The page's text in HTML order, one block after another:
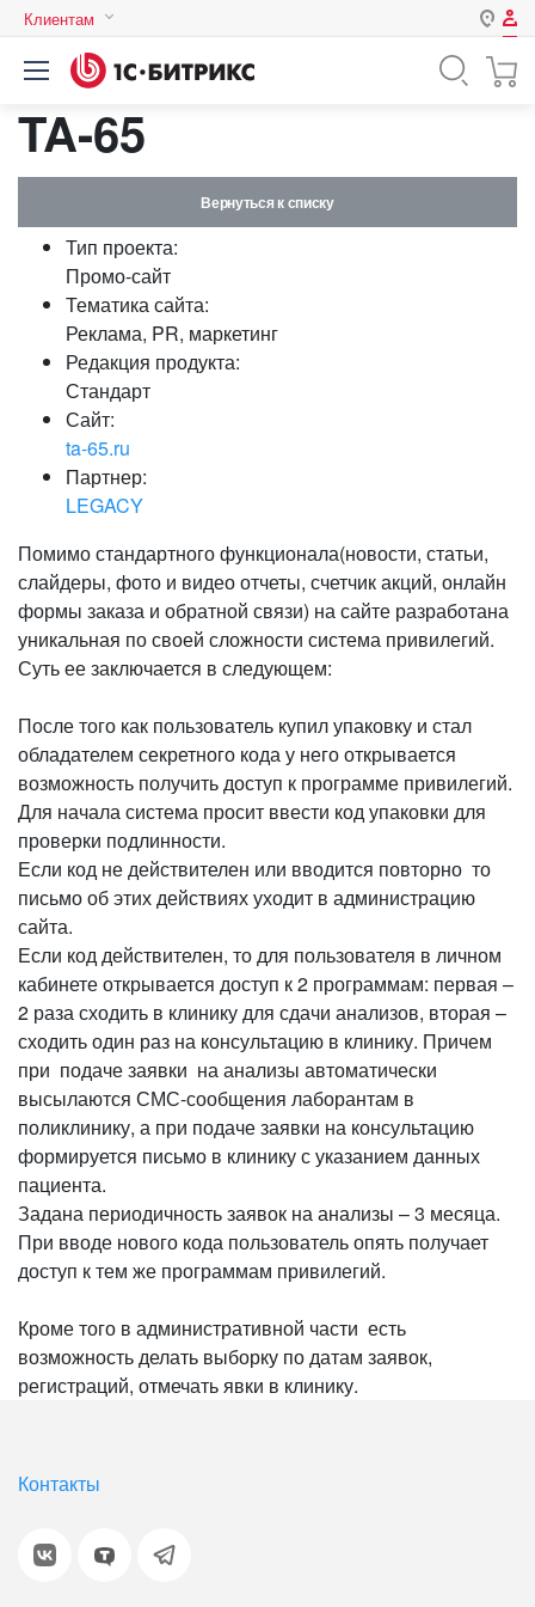
Клиентам
Авторизация
Логин
Запомнить меня на этом
TA-65
Вернуться к списку
Тип проекта:
Промо-сайт
Тематика сайта:
Реклама, PR, маркетинг
Редакция продукта:
Стандарт
Сайт:
ta-65.ru
Партнер:
LEGACY
Помимо стандартного функционала(новости, статьи,
слайдеры, фото и видео отчеты, счетчик акций, онлайн
формы заказа и обратной связи) на сайте разработана
уникальная по своей сложности система привилегий.
Суть ее заключается в следующем:
После того как пользователь купил упаковку и стал
обладателем секретного кода у него открывается
возможность получить доступ к программе привилегий.
Для начала система просит ввести код упаковки для
проверки подлинности.
Если код не действителен или вводится повторно то
письмо об этих действиях уходит в администрацию
сайта.
Если код действителен, то для пользователя в личном
кабинете открывается доступ к 2 программам: первая –
2 раза сходить в клинику для сдачи анализов, вторая –
сходить один раз на консультацию в клинику. Причем
при подаче заявки на анализы автоматически
высылаются СМС-сообщения лаборантам в
поликлинику, а при подаче заявки на консультацию
формируется письмо в клинику с указанием данных
пациента.
Задана периодичность заявок на анализы – 3 месяца.
При вводе нового кода пользователь опять получает
доступ к тем же программам привилегий.
Кроме того в административной части есть
возможность делать выборку по датам заявок,
регистраций, отмечать явки в клинику.
Контакты